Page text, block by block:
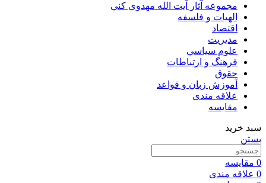
مجموعه آثار آيت الله مهدوي كني
الهیات و فلسفه
اقتصاد
مديريت
علوم سياسي
فرهنگ و ارتباطات
حقوق
آموزش زبان و قواعد
علاقه مندی
مقایسه
سبد خرید
بستن
0 مقایسه
0 علاقه مندی